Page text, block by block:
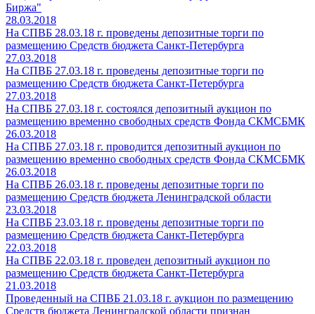
Биржа"
28.03.2018
На СПВБ 28.03.18 г. проведены депозитные торги по
размещению Средств бюджета Санкт-Петербурга
27.03.2018
На СПВБ 27.03.18 г. проведены депозитные торги по
размещению Средств бюджета Санкт-Петербурга
27.03.2018
На СПВБ 27.03.18 г. состоялся депозитный аукцион по
размещению временно свободных средств Фонда СКМCБМК
26.03.2018
На СПВБ 27.03.18 г. проводится депозитный аукцион по
размещению временно свободных средств Фонда СКМСБМК
26.03.2018
На СПВБ 26.03.18 г. проведены депозитные торги по
размещению Средств бюджета Ленинградской области
23.03.2018
На СПВБ 23.03.18 г. проведены депозитные торги по
размещению Средств бюджета Санкт-Петербурга
22.03.2018
На СПВБ 22.03.18 г. проведен депозитный аукцион по
размещению Средств бюджета Санкт-Петербурга
21.03.2018
Проведенный на СПВБ 21.03.18 г. аукцион по размещению
Средств бюджета Ленинградской области признан